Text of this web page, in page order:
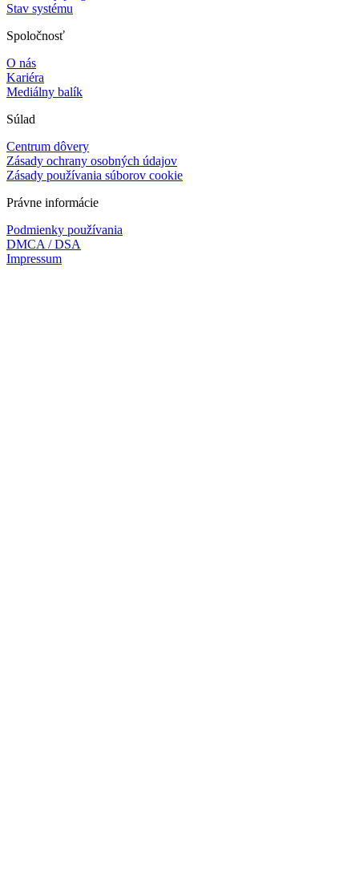
Stav systému
Spoločnosť
O nás
Kariéra
Mediálny balík
Súlad
Centrum dôvery
Zásady ochrany osobných údajov
Zásady používania súborov cookie
Právne informácie
Podmienky používania
DMCA / DSA
Impressum